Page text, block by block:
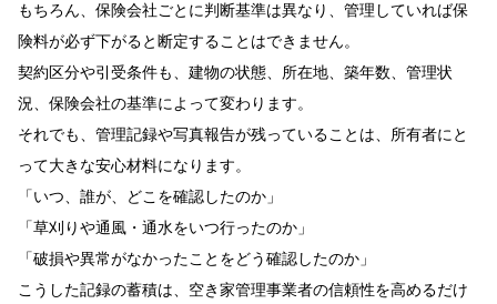
もちろん、保険会社ごとに判断基準は異なり、管理していれば保
険料が必ず下がると断定することはできません。
契約区分や引受条件も、建物の状態、所在地、築年数、管理状
況、保険会社の基準によって変わります。
それでも、管理記録や写真報告が残っていることは、所有者にと
って大きな安心材料になります。
「いつ、誰が、どこを確認したのか」
「草刈りや通風・通水をいつ行ったのか」
「破損や異常がなかったことをどう確認したのか」
こうした記録の蓄積は、空き家管理事業者の信頼性を高めるだけ